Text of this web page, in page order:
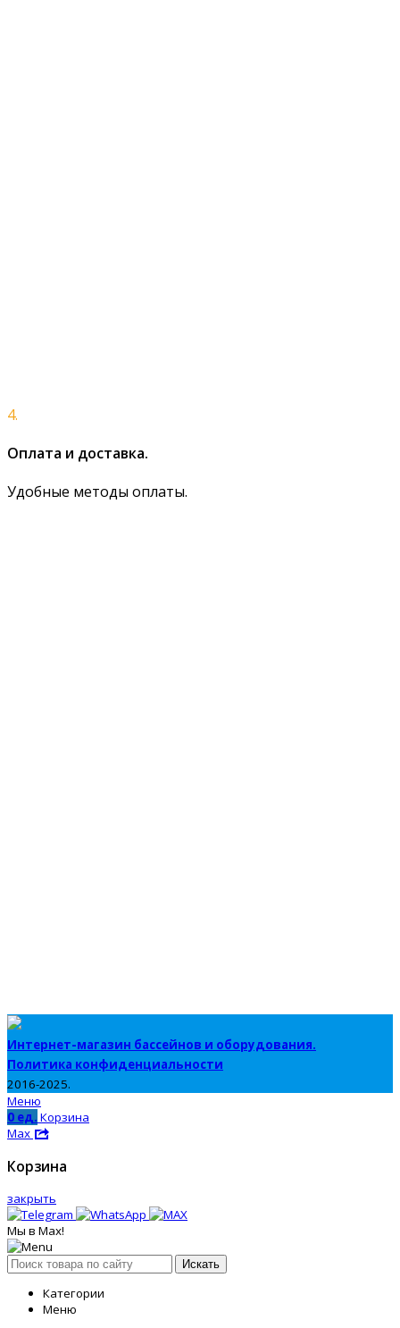
4.
Оплата и доставка.
Удобные методы оплаты.
Интернет-магазин бассейнов и оборудования.
Политика конфиденциальности
2016-2025.
Меню
0 ед. Корзина
Max
Корзина
закрыть
Мы в Max!
Искать
Категории
Меню